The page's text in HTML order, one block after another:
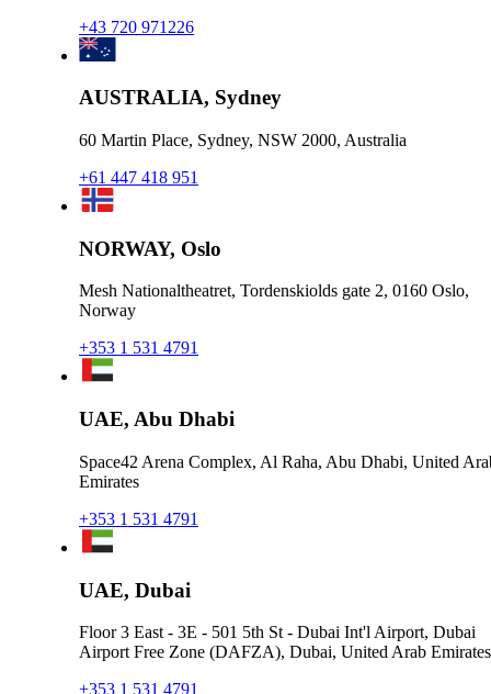
+43 720 971226
AUSTRALIA, Sydney
60 Martin Place, Sydney, NSW 2000, Australia
+61 447 418 951
NORWAY, Oslo
Mesh Nationaltheatret, Tordenskiolds gate 2, 0160 Oslo,
Norway
+353 1 531 4791
UAE, Abu Dhabi
Space42 Arena Complex, Al Raha, Abu Dhabi, United
Emirates
+353 1 531 4791
UAE, Dubai
Floor 3 East - 3E - 501 5th St - Dubai Int'l Airport, Dubai
Airport Free Zone (DAFZA), Dubai, United Arab Emirates
+353 1 531 4791